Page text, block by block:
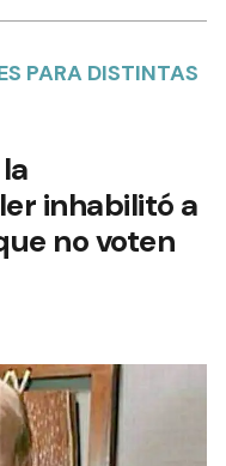
PARA DISTINTAS
inhabilitó a
no voten